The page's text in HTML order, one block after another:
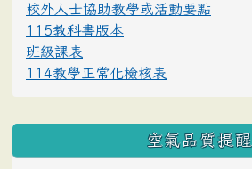
校外人士協助教學或活動要點
115教科書版本
班級課表
114教學正常化檢核表
空氣品質提醒